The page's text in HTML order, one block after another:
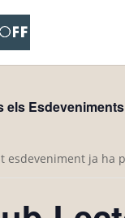
els Esdeveniments
esdeveniment ja ha